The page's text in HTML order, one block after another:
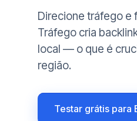
Direcione tráfego e
Tráfego cria
local — o que é
região.
Testar grátis para